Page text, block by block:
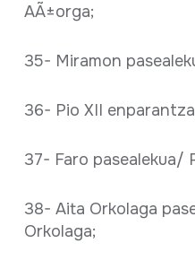
AÃ±orga;
35- Miramon
36- Pio XII
37- Faro pasealekua/
38- Aita Orkolaga
Orkolaga;